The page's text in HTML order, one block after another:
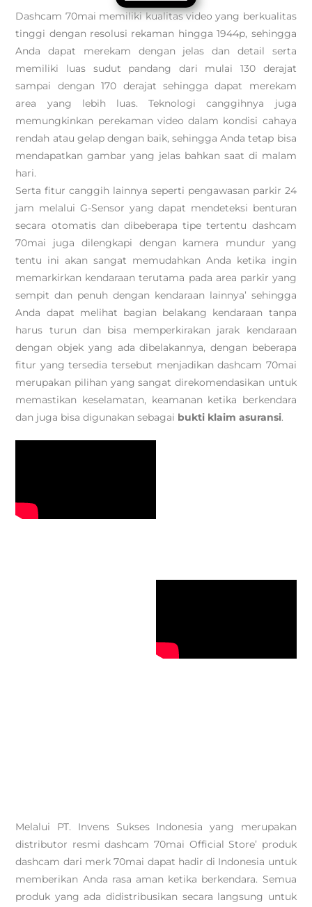
Dashcam 70mai memiliki kualitas video yang berkualitas
tinggi dengan resolusi rekaman hingga 1944p, sehingga
Anda dapat merekam dengan jelas dan detail serta
memiliki luas sudut pandang dari mulai 130 derajat
sampai dengan 170 derajat sehingga dapat merekam
area yang lebih luas. Teknologi canggihnya juga
memungkinkan perekaman video dalam kondisi cahaya
rendah atau gelap dengan baik, sehingga Anda tetap bisa
mendapatkan gambar yang jelas bahkan saat di malam
hari.
Serta fitur canggih lainnya seperti pengawasan parkir 24
jam melalui G-Sensor yang dapat mendeteksi benturan
secara otomatis dan dibeberapa tipe tertentu dashcam
70mai juga dilengkapi dengan kamera mundur yang
tentu ini akan sangat memudahkan Anda ketika ingin
memarkirkan kendaraan terutama pada area parkir yang
sempit dan penuh dengan kendaraan lainnya’ sehingga
Anda dapat melihat bagian belakang kendaraan tanpa
harus turun dan bisa memperkirakan jarak kendaraan
dengan objek yang ada dibelakannya, dengan beberapa
fitur yang tersedia tersebut menjadikan dashcam 70mai
merupakan pilihan yang sangat direkomendasikan untuk
memastikan keselamatan, keamanan ketika berkendara
dan juga bisa digunakan sebagai bukti klaim asuransi.
Melalui PT. Invens Sukses Indonesia yang merupakan
distributor resmi dashcam 70mai Official Store’ produk
dashcam dari merk 70mai dapat hadir di Indonesia untuk
memberikan Anda rasa aman ketika berkendara. Semua
produk yang ada didistribusikan secara langsung untuk